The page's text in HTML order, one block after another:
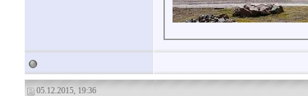
05.12.2015, 19:36